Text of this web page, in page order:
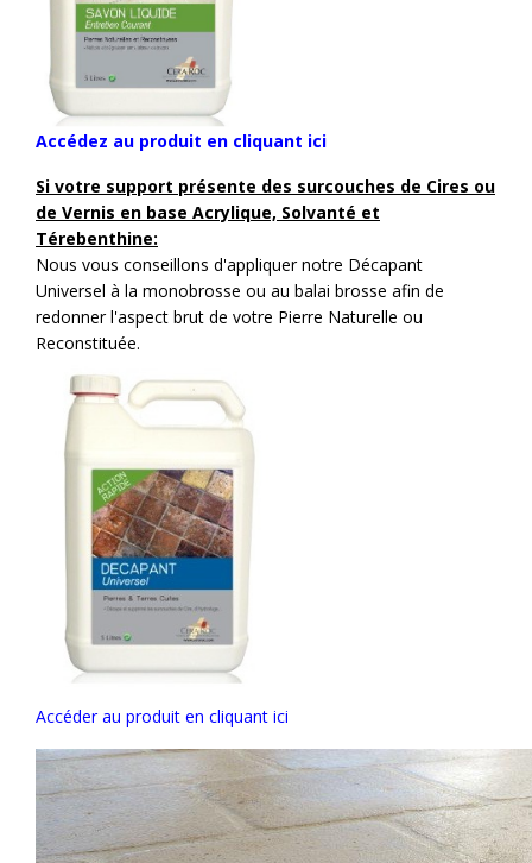
Accédez au produit en cliquant ici
Si votre support présente des surcouches de Cires ou
de Vernis en base Acrylique, Solvanté et
Térebenthine:
Nous vous conseillons d'appliquer notre Décapant
Universel à la monobrosse ou au balai brosse afin de
redonner l'aspect brut de votre Pierre Naturelle ou
Reconstituée.
Accéder au produit en cliquant ici